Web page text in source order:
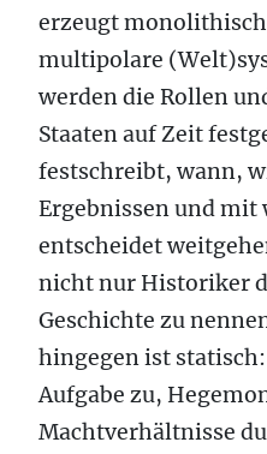
erzeugt
multipolare
werden die Rollen
Staaten auf Zeit
festschreibt, wann,
Ergebnissen und mit
entscheidet
nicht nur Historiker
Geschichte zu
hingegen ist
Aufgabe zu,
Machtverhältnisse